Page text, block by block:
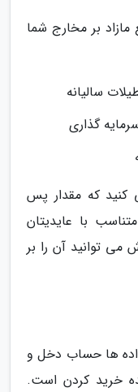
(مبلغ مازاد بر مخارج شما
کنید که مقدار پس
با عایدیتان
می توانید آن را بر
ها حساب دخل و
خرید کردن است.